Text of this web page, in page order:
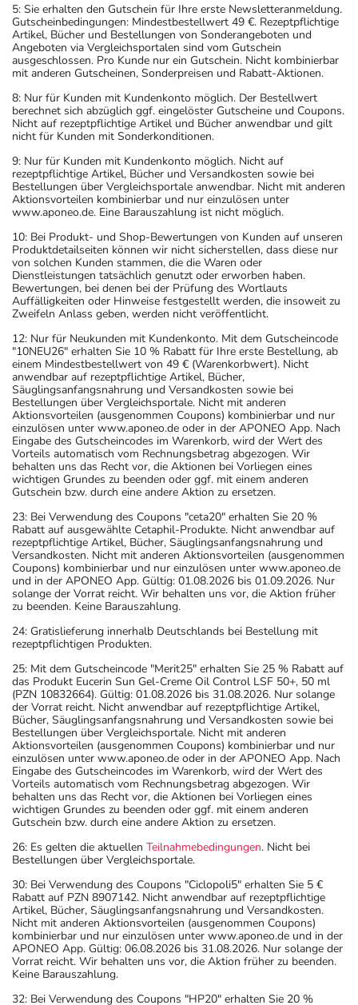
5: Sie erhalten den Gutschein für Ihre erste Newsletteranmeldung.
Gutscheinbedingungen: Mindestbestellwert 49 €. Rezeptpflichtige
Artikel, Bücher und Bestellungen von Sonderangeboten und
Angeboten via Vergleichsportalen sind vom Gutschein
ausgeschlossen. Pro Kunde nur ein Gutschein. Nicht kombinierbar
mit anderen Gutscheinen, Sonderpreisen und Rabatt-Aktionen.
8: Nur für Kunden mit Kundenkonto möglich. Der Bestellwert
berechnet sich abzüglich ggf. eingelöster Gutscheine und Coupons.
Nicht auf rezeptpflichtige Artikel und Bücher anwendbar und gilt
nicht für Kunden mit Sonderkonditionen.
9: Nur für Kunden mit Kundenkonto möglich. Nicht auf
rezeptpflichtige Artikel, Bücher und Versandkosten sowie bei
Bestellungen über Vergleichsportale anwendbar. Nicht mit anderen
Aktionsvorteilen kombinierbar und nur einzulösen unter
www.aponeo.de. Eine Barauszahlung ist nicht möglich.
10: Bei Produkt- und Shop-Bewertungen von Kunden auf unseren
Produktdetailseiten können wir nicht sicherstellen, dass diese nur
von solchen Kunden stammen, die die Waren oder
Dienstleistungen tatsächlich genutzt oder erworben haben.
Bewertungen, bei denen bei der Prüfung des Wortlauts
Auffälligkeiten oder Hinweise festgestellt werden, die insoweit zu
Zweifeln Anlass geben, werden nicht veröffentlicht.
12: Nur für Neukunden mit Kundenkonto. Mit dem Gutscheincode
"10NEU26" erhalten Sie 10 % Rabatt für Ihre erste Bestellung, ab
einem Mindestbestellwert von 49 € (Warenkorbwert). Nicht
anwendbar auf rezeptpflichtige Artikel, Bücher,
Säuglingsanfangsnahrung und Versandkosten sowie bei
Bestellungen über Vergleichsportale. Nicht mit anderen
Aktionsvorteilen (ausgenommen Coupons) kombinierbar und nur
einzulösen unter www.aponeo.de oder in der APONEO App. Nach
Eingabe des Gutscheincodes im Warenkorb, wird der Wert des
Vorteils automatisch vom Rechnungsbetrag abgezogen. Wir
behalten uns das Recht vor, die Aktionen bei Vorliegen eines
wichtigen Grundes zu beenden oder ggf. mit einem anderen
Gutschein bzw. durch eine andere Aktion zu ersetzen.
23: Bei Verwendung des Coupons "ceta20" erhalten Sie 20 %
Rabatt auf ausgewählte Cetaphil-Produkte. Nicht anwendbar auf
rezeptpflichtige Artikel, Bücher, Säuglingsanfangsnahrung und
Versandkosten. Nicht mit anderen Aktionsvorteilen (ausgenommen
Coupons) kombinierbar und nur einzulösen unter www.aponeo.de
und in der APONEO App. Gültig: 01.08.2026 bis 01.09.2026. Nur
solange der Vorrat reicht. Wir behalten uns vor, die Aktion früher
zu beenden. Keine Barauszahlung.
24: Gratislieferung innerhalb Deutschlands bei Bestellung mit
rezeptpflichtigen Produkten.
25: Mit dem Gutscheincode "Merit25" erhalten Sie 25 % Rabatt auf
das Produkt Eucerin Sun Gel-Creme Oil Control LSF 50+, 50 ml
(PZN 10832664). Gültig: 01.08.2026 bis 31.08.2026. Nur solange
der Vorrat reicht. Nicht anwendbar auf rezeptpflichtige Artikel,
Bücher, Säuglingsanfangsnahrung und Versandkosten sowie bei
Bestellungen über Vergleichsportale. Nicht mit anderen
Aktionsvorteilen (ausgenommen Coupons) kombinierbar und nur
einzulösen unter www.aponeo.de oder in der APONEO App. Nach
Eingabe des Gutscheincodes im Warenkorb, wird der Wert des
Vorteils automatisch vom Rechnungsbetrag abgezogen. Wir
behalten uns das Recht vor, die Aktionen bei Vorliegen eines
wichtigen Grundes zu beenden oder ggf. mit einem anderen
Gutschein bzw. durch eine andere Aktion zu ersetzen.
26: Es gelten die aktuellen Teilnahmebedingungen. Nicht bei
Bestellungen über Vergleichsportale.
30: Bei Verwendung des Coupons "Ciclopoli5" erhalten Sie 5 €
Rabatt auf PZN 8907142. Nicht anwendbar auf rezeptpflichtige
Artikel, Bücher, Säuglingsanfangsnahrung und Versandkosten.
Nicht mit anderen Aktionsvorteilen (ausgenommen Coupons)
kombinierbar und nur einzulösen unter www.aponeo.de und in der
APONEO App. Gültig: 06.08.2026 bis 31.08.2026. Nur solange der
Vorrat reicht. Wir behalten uns vor, die Aktion früher zu beenden.
Keine Barauszahlung.
32: Bei Verwendung des Coupons "HP20" erhalten Sie 20 %